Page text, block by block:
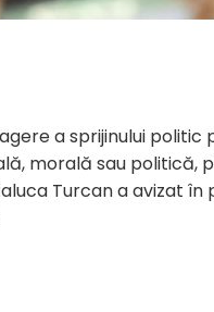
a sprijinului politic
morală sau politică,
Turcan a avizat